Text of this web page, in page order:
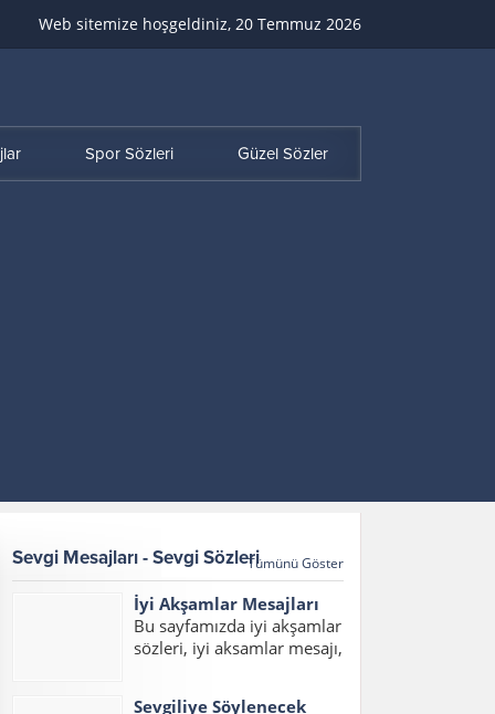
Web sitemize hoşgeldiniz, 20 Temmuz 2026
Spor Sözleri Güzel Sözler
Sevgi Mesajları - Sevgi SözleriTümünü Göster
İyi Akşamlar Mesajları
Bu sayfamızda iyi akşamlar
sözleri, iyi aksamlar mesajı,
Sevgiliye Söylenecek